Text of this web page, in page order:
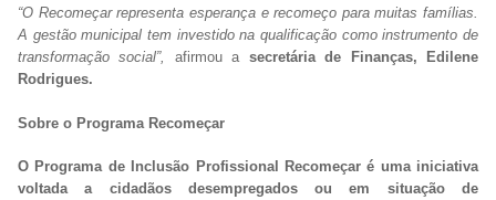
“O Recomeçar representa esperança e recomeço para muitas famílias.
A gestão municipal tem investido na qualificação como instrumento de
transformação social”, afirmou asecretária de Finanças, Edilene
Rodrigues.
Sobre o Programa Recomeçar
O Programa de Inclusão Profissional Recomeçar é uma iniciativa
voltada a cidadãos desempregados ou em situação de